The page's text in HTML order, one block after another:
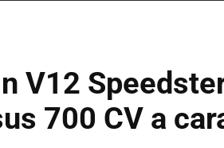
V12
700 CV a